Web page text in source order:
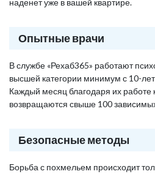
наденет уже в вашей квартире.
Опытные врачи
В службе «Рехаб365» работают
высшей категории минимум с 10-
Каждый месяц благодаря их работе
возвращаются свыше 100
Безопасные методы
Борьба с похмельем происходит